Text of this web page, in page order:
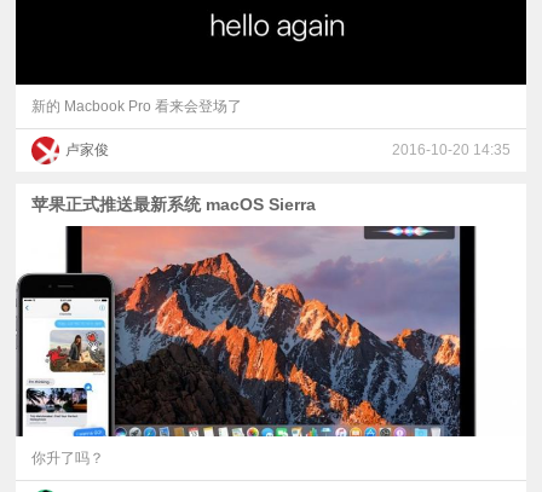
普
专
新的 Macbook Pro 看来会登场了
卢家俊 2016-10-20 14:35
苹果正式推送最新系统 macOS Sierra
你升了吗？